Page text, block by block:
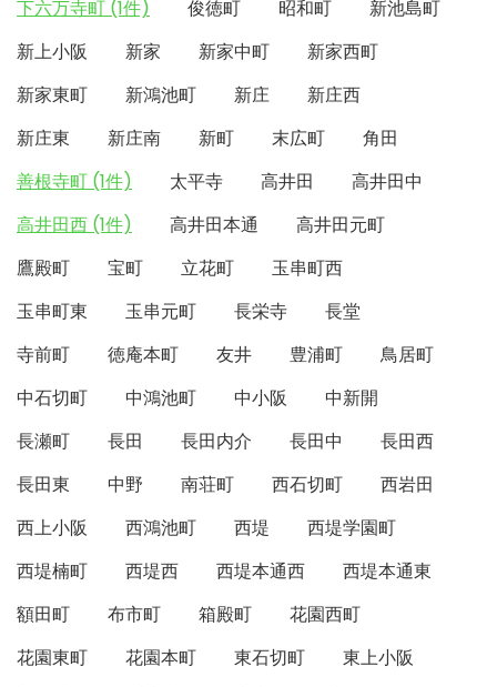
下六万寺町 (1件) 俊徳町 昭和町
新池島町
新上小阪
新家 新家中町
新家西町
新家東町
新鴻池町 新庄
新庄西
新庄東
新庄南 新町 末広町
角田
善根寺町 (1件)
太平寺 高井田
高井田中
高井田西 (1件)
高井田本通
高井田元町
鷹殿町
宝町 立花町
玉串町西
玉串町東
玉串元町 長栄寺
長堂
寺前町
徳庵本町 友井 豊浦町
鳥居町
中石切町
中鴻池町 中小阪
中新開
長瀬町
長田 長田内介 長田中
長田西
長田東
中野 南荘町 西石切町
西岩田
西上小阪
西鴻池町 西堤
西堤学園町
西堤楠町
西堤西 西堤本通西
西堤本通東
額田町
布市町 箱殿町
花園西町
花園東町
花園本町 東石切町
東上小阪